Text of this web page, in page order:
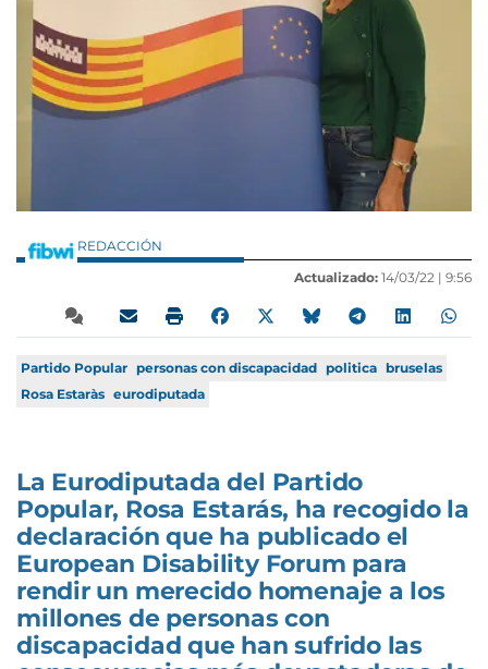
REDACCIÓN
Actualizado: 14/03/22 | 9:56
Partido Popular personas con discapacidad politica bruselas
Rosa Estaràs eurodiputada
La Eurodiputada del Partido
Popular, Rosa Estarás, ha recogido la
declaración que ha publicado el
European Disability Forum para
rendir un merecido homenaje a los
millones de personas con
discapacidad que han sufrido las